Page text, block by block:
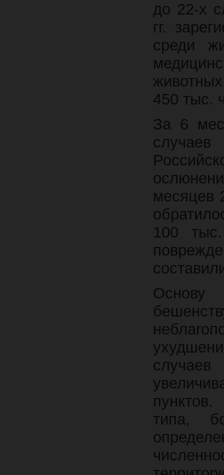
до 22-х
гг.
среди
450 тыс.
За 6
месяцев
100
Основу
типа,